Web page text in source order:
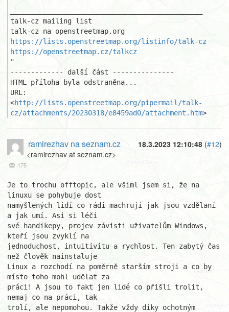
talk-cz mailing list
https://lists.openstreetmap.org/listinfo/talk-cz
https://openstreetmap.cz/talkcz
"
------------- další část ---------------
HTML příloha byla odstraněna...
URL:
<http://lists.openstreetmap.org/pipermail/talk-
cz/attachments/20230318/e8459ad0/attachment.htm>
18.3.2023 12:10:48 (#12)
ramirezhav na seznam.cz
<ramirezhav at seznam.cz>
175
Je to trochu offtopic, ale všiml jsem si, že na
linuxu se pohybuje dost
namyšlených lidí co rádi machrují jak jsou vzdělaní
a jak umí. Asi si léčí
své handikepy, projev závisti uživatelům Windows,
kteří jsou zvyklí na
jednoduchost, intuitivitu a rychlost. Ten zabytý čas
než člověk nainstaluje
Linux a rozchodí na poměrně starším stroji a co by
místo toho mohl udělat za
práci! A jsou to fakt jen lidé co přišli trolit,
nemaj co na práci, tak
trolí, ale nepomohou. Takže vždy díky ochotným